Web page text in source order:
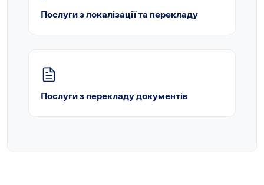
Послуги з локалізації та перекладу
Послуги з перекладу документів